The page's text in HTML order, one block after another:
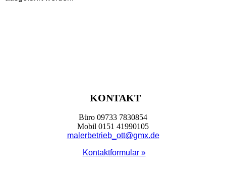
KONTAKT
Büro 09733 7830854
Mobil 0151 41990105
malerbetrieb_ott@gmx.de
Kontakt­formular »